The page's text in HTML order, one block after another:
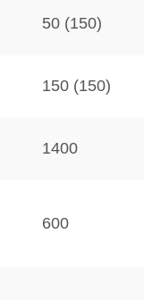
50 (150)
150 (150)
1400
600